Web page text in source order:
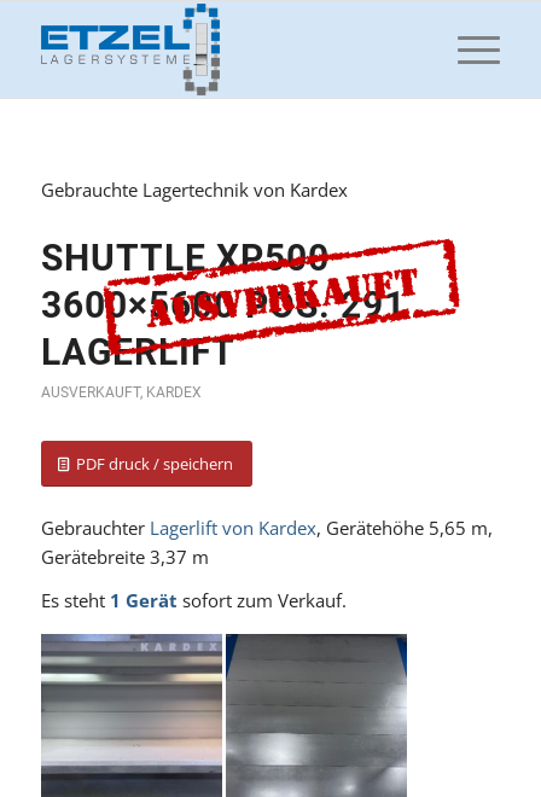
Gebrauchte Lagertechnik von Kardex
SHUTTLE XP500
3600×5600 POS. 291
LAGERLIFT
AUSVERKAUFT, KARDEX
PDF druck / speichern
Gebrauchter Lagerlift von Kardex, Gerätehöhe 5,65 m,
Gerätebreite 3,37 m
Es steht 1 Gerät sofort zum Verkauf.